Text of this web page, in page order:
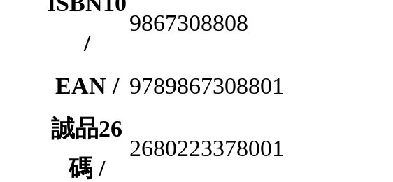
/
9867308808
EAN / 9789867308801
誠品26
碼 /
2680223378001